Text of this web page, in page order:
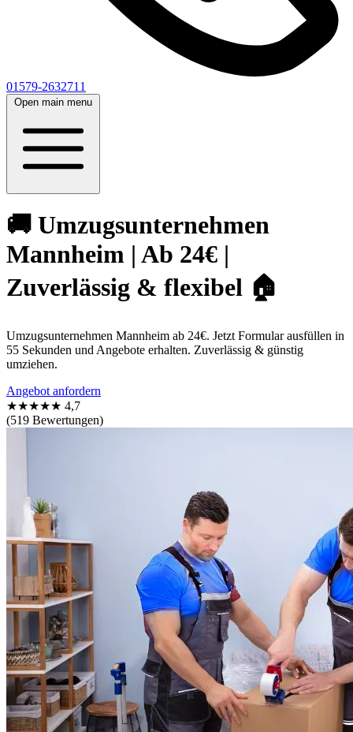
01579-2632711
Open main menu
🚚 Umzugsunternehmen
Mannheim | Ab 24€ |
Zuverlässig & flexibel 🏠
Umzugsunternehmen Mannheim ab 24€. Jetzt Formular ausfüllen in
55 Sekunden und Angebote erhalten. Zuverlässig & günstig
umziehen.
Angebot anfordern
★★★★★ 4,7
(519 Bewertungen)